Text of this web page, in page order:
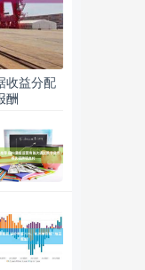
收益分配
酬